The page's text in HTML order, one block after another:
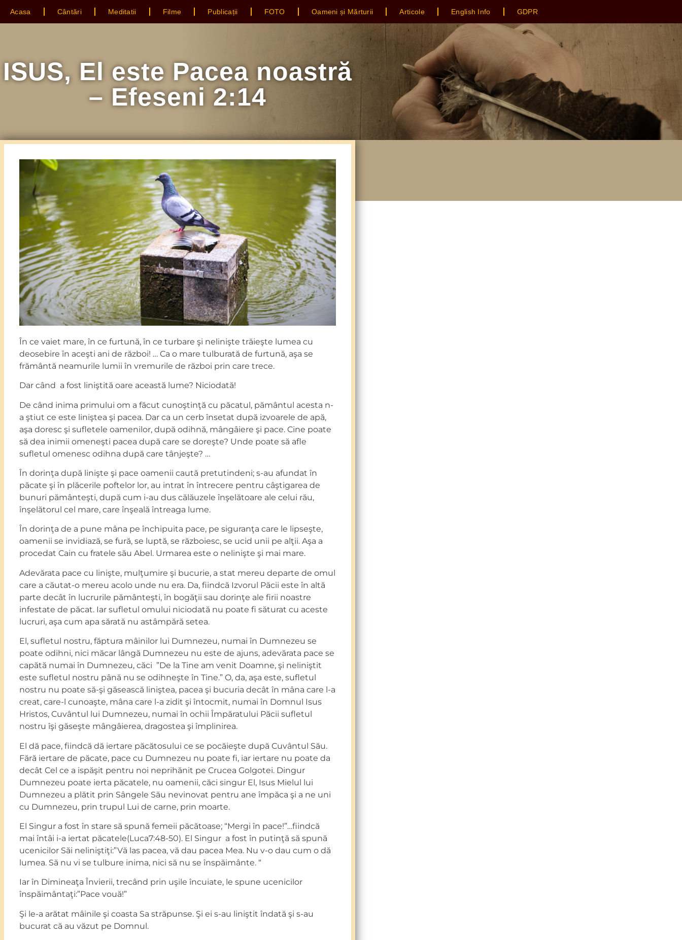
Acasa Cântări Meditatii Filme Publicații FOTO Oameni și Mărturii Articole English Info GDPR
ISUS, El este Pacea noastră
– Efeseni 2:14
În ce vaiet mare, în ce furtună, în ce turbare şi nelinişte trăieşte lumea cu
deosebire în aceşti ani de război! … Ca o mare tulburată de furtună, aşa se
frământă neamurile lumii în vremurile de război prin care trece.
Dar când a fost liniştită oare această lume? Niciodată!
De când inima primului om a făcut cunoştinţă cu păcatul, pământul acesta n-
a ştiut ce este liniştea şi pacea. Dar ca un cerb însetat după izvoarele de apă,
aşa doresc şi sufletele oamenilor, după odihnă, mângâiere şi pace. Cine poate
să dea inimii omeneşti pacea după care se doreşte? Unde poate să afle
sufletul omenesc odihna după care tânjeşte? …
În dorinţa după linişte şi pace oamenii caută pretutindeni; s-au afundat în
păcate şi în plăcerile poftelor lor, au intrat în întrecere pentru câştigarea de
bunuri pământeşti, după cum i-au dus călăuzele înşelătoare ale celui rău,
înşelătorul cel mare, care înşeală întreaga lume.
În dorinţa de a pune mâna pe închipuita pace, pe siguranţa care le lipseşte,
oamenii se invidiază, se fură, se luptă, se războiesc, se ucid unii pe alţii. Aşa a
procedat Cain cu fratele său Abel. Urmarea este o nelinişte şi mai mare.
Adevărata pace cu linişte, mulţumire şi bucurie, a stat mereu departe de omul
care a căutat-o mereu acolo unde nu era. Da, fiindcă Izvorul Păcii este în altă
parte decât în lucrurile pământeşti, în bogăţii sau dorinţe ale firii noastre
infestate de păcat. Iar sufletul omului niciodată nu poate fi săturat cu aceste
lucruri, aşa cum apa sărată nu astâmpără setea.
El, sufletul nostru, făptura mâinilor lui Dumnezeu, numai în Dumnezeu se
poate odihni, nici măcar lângă Dumnezeu nu este de ajuns, adevărata pace se
capătă numai în Dumnezeu, căci ”De la Tine am venit Doamne, şi neliniştit
este sufletul nostru până nu se odihneşte în Tine.” O, da, aşa este, sufletul
nostru nu poate să-şi găsească liniştea, pacea şi bucuria decât în mâna care l-a
creat, care-l cunoaşte, mâna care l-a zidit şi întocmit, numai în Domnul Isus
Hristos, Cuvântul lui Dumnezeu, numai în ochii Împăratului Păcii sufletul
nostru îşi găseşte mângâierea, dragostea şi împlinirea.
El dă pace, fiindcă dă iertare păcătosului ce se pocăieşte după Cuvântul Său.
Fără iertare de păcate, pace cu Dumnezeu nu poate fi, iar iertare nu poate da
decât Cel ce a ispăşit pentru noi neprihănit pe Crucea Golgotei. Dingur
Dumnezeu poate ierta păcatele, nu oamenii, căci singur El, Isus Mielul lui
Dumnezeu a plătit prin Sângele Său nevinovat pentru ane împăca şi a ne uni
cu Dumnezeu, prin trupul Lui de carne, prin moarte.
El Singur a fost în stare să spună femeii păcătoase; “Mergi în pace!”…fiindcă
mai întâi i-a iertat păcatele(Luca7:48-50). El Singur a fost în putinţă să spună
ucenicilor Săi neliniştiţi:”Vă las pacea, vă dau pacea Mea. Nu v-o dau cum o dă
lumea. Să nu vi se tulbure inima, nici să nu se înspăimânte. “
Iar în Dimineaţa Învierii, trecând prin uşile încuiate, le spune ucenicilor
înspăimântaţi:”Pace vouă!”
Şi le-a arătat mâinile şi coasta Sa străpunse. Şi ei s-au liniştit îndată şi s-au
bucurat că au văzut pe Domnul.